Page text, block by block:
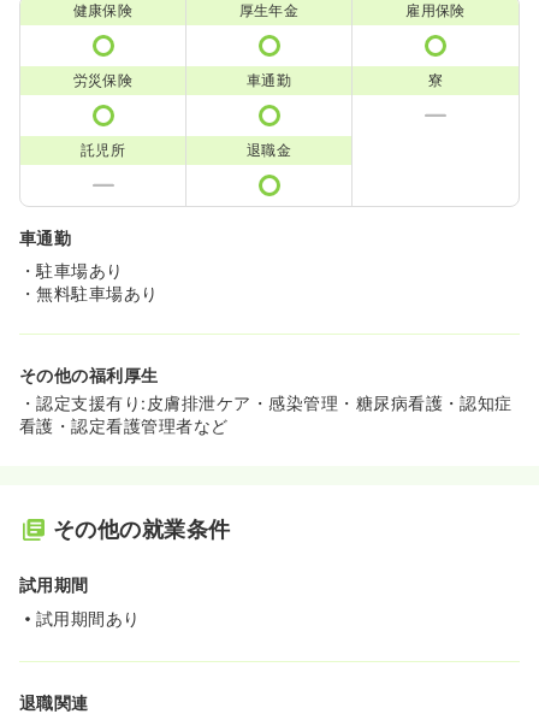
健康保険 厚生年金 雇用保険
労災保険 車通勤 寮
託児所 退職金
車通勤
・駐車場あり
・無料駐車場あり
その他の福利厚生
・認定支援有り:皮膚排泄ケア・感染管理・糖尿病看護・認知症
看護・認定看護管理者など
その他の就業条件
試用期間
試用期間あり
退職関連